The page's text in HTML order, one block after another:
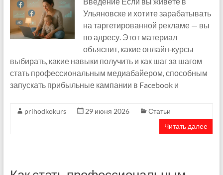
Ульяновске и хотите зарабатывать
на таргетированной рекламе — вы
по адресу. Этот материал
объяснит, какие онлайн‑курсы
выбирать, какие навыки получить и как шаг за шагом
стать профессиональным медиабайером, способным
запускать прибыльные кампании в Facebook и
prihodkokurs 29 июня 2026
Статьи
Читать далее